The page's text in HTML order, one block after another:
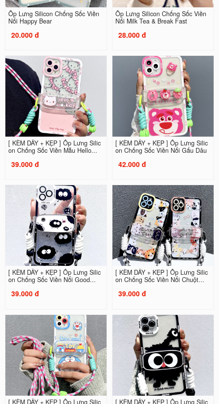
Ốp Lưng Silicon Chống Sốc Viền
Nổi Happy Bear
20.000 đ
Ốp Lưng Silicon Chống Sốc Viền
Nổi Milk Tea & Break Fast
28.000 đ
[ KÈM DÂY + KẸP ] Ốp Lưng Silic
on Chống Sốc Viền Mẫu Hello...
39.000 đ
[ KÈM DÂY + KẸP ] Ốp Lưng Silic
on Chống Sốc Viền Nổi Gấu Dâu
42.000 đ
[ KÈM DÂY + KẸP ] Ốp Lưng Silic
on Chống Sốc Viền Nổi Good...
39.000 đ
[ KÈM DÂY + KẸP ] Ốp Lưng Silic
on Chống Sốc Viền Nổi Chuột...
39.000 đ
[ KÈM DÂY + KẸP ] Ốp Lưng Silic [ KÈM DÂY + KẸP ] Ốp Lưng Silic